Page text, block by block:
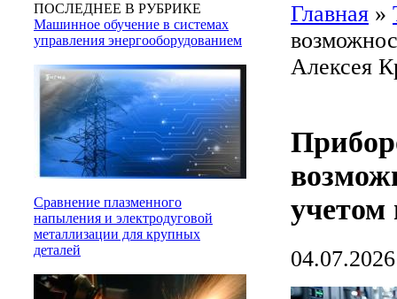
ПОСЛЕДНЕЕ В РУБРИКЕ
Машинное обучение в системах
управления энергооборудованием
Сравнение плазменного
напыления и электродуговой
металлизации для крупных
деталей
Главная »
Алексея
учетом
04.07.2026